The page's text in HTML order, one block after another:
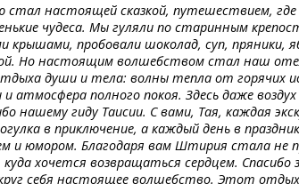
настоящей сказкой, путешествием, где
чудеса. Мы гуляли по старинным
крышами, пробовали шоколад, суп, пряники,
Но настоящим волшебством стал наш
души и тела: волны тепла от горячих
и атмосфера полного покоя. Здесь даже
нашему гиду Таисии. С вами, Тая, каждая
в приключение, а каждый день в
и юмором. Благодаря вам Штирия стала не
хочется возвращаться сердцем. Спасибо
себя настоящее волшебство. Этот